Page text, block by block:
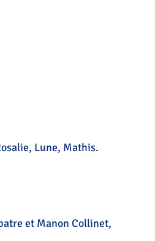
Lune, Mathis.
et Manon Collinet,